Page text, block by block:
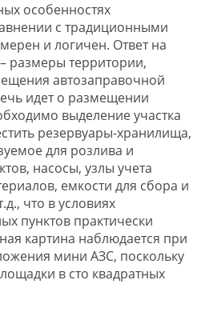
особенностях
с традиционными
и логичен. Ответ на
размеры территории,
автозаправочной
идет о размещении
выделение участка
резервуары-хранилища,
для розлива и
насосы, узлы учета
емкости для сбора и
что в условиях
пунктов практически
картина наблюдается при
мини АЗС, поскольку
в сто квадратных